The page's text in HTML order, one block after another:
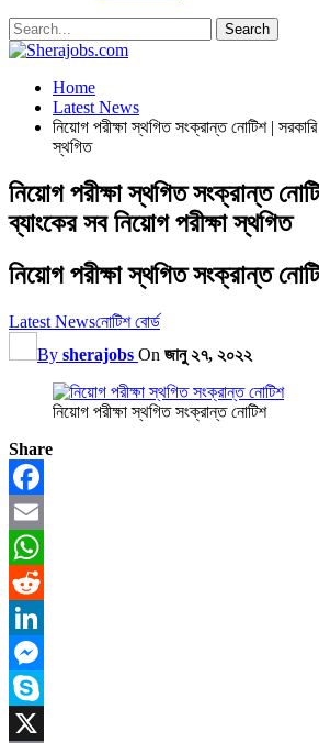
Home
Latest News
নিয়োগ পরীক্ষা স্থগিত সংক্রান্ত নোটিশ | সরকারি
স্থগিত
নিয়োগ পরীক্ষা স্থগিত সংক্রান্ত
ব্যাংকের সব নিয়োগ পরীক্ষা স্থগিত
নিয়োগ পরীক্ষা স্থগিত সংক্রান্ত
Latest Newsনোটিশ বোর্ড
By sherajobs On জানু ২৭, ২০২২
নিয়োগ পরীক্ষা স্থগিত সংক্রান্ত নোটিশ
Share
Facebook
Email
WhatsApp
Reddit
LinkedIn
Messenger
Skype